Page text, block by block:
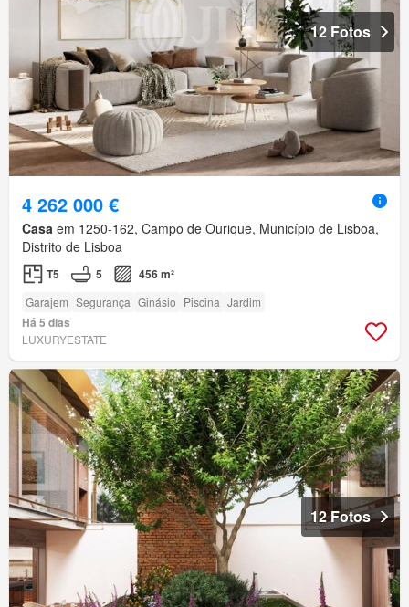
12 Fotos
4 262 000 €
Casa em 1250-162, Campo de Ourique, Município de Lisboa,
Distrito de Lisboa
T5 5 456 m²
Garajem Segurança Ginásio Piscina Jardim
Há 5 dias
LUXURYESTATE
12 Fotos